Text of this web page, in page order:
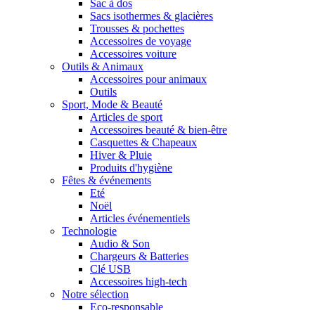
Sac à dos
Sacs isothermes & glacières
Trousses & pochettes
Accessoires de voyage
Accessoires voiture
Outils & Animaux
Accessoires pour animaux
Outils
Sport, Mode & Beauté
Articles de sport
Accessoires beauté & bien-être
Casquettes & Chapeaux
Hiver & Pluie
Produits d'hygiène
Fêtes & événements
Eté
Noël
Articles événementiels
Technologie
Audio & Son
Chargeurs & Batteries
Clé USB
Accessoires high-tech
Notre sélection
Eco-responsable